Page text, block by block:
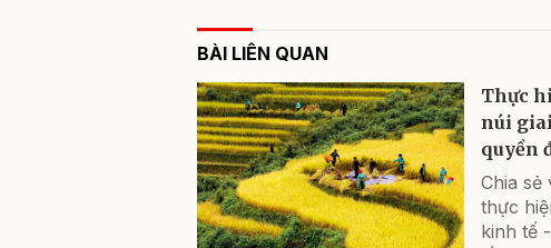
BÀI LIÊN QUAN
Thực
núi
quyền
Chia
thực
kinh tế